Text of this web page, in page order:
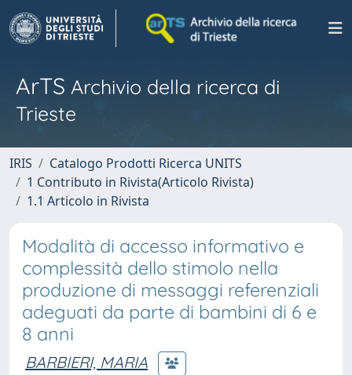
ArTS Archivio della ricerca di
Trieste
IRIS
Catalogo Prodotti Ricerca UNITS
1 Contributo in Rivista(Articolo Rivista)
1.1 Articolo in Rivista
Modalità di accesso informativo e
complessità dello stimolo nella
produzione di messaggi referenziali
adeguati da parte di bambini di 6 e
8 anni
BARBIERI, MARIA